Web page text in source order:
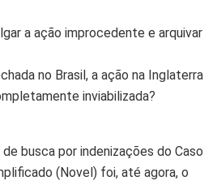
a ação improcedente e arquivar
no Brasil, a ação na Inglaterra
inviabilizada?
busca por indenizações do Caso
(Novel) foi, até agora, o